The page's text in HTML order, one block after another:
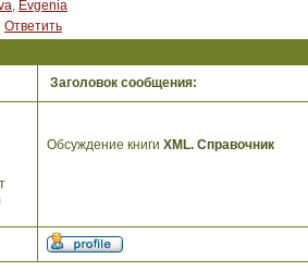
, Evgenia
Ответить
Заголовок сообщения:
Обсуждение книги XML. Справочник